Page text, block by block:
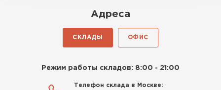
Адреса
СКЛАДЫ ОФИС
Режим работы складов: 8:00 - 21:00
Телефон склада в Москве: